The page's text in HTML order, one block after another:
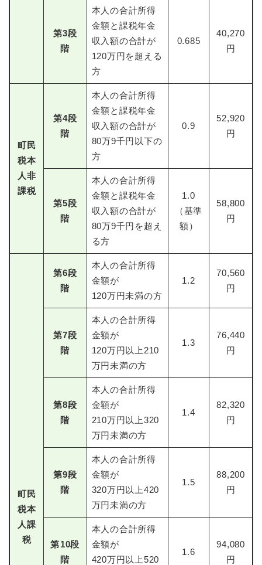
第3段
階
本人の合計所得
金額と課税年金
収入額の合計が
120万円を超える
方
0.685
40,270
円
町民
税本
人非
課税
第4段
階
本人の合計所得
金額と課税年金
収入額の合計が
80万9千円以下の
方
0.9
52,920
円
第5段
階
本人の合計所得
金額と課税年金
収入額の合計が
80万9千円を超え
る方
1.0
（基準
額）
58,800
円
町民
税本
人課
税
第6段
階
本人の合計所得
金額が
120万円未満の方
1.2
70,560
円
第7段
階
本人の合計所得
金額が
120万円以上210
万円未満の方
1.3
76,440
円
第8段
階
本人の合計所得
金額が
210万円以上320
万円未満の方
1.4
82,320
円
第9段
階
本人の合計所得
金額が
320万円以上420
万円未満の方
1.5
88,200
円
第10段
階
本人の合計所得
金額が
420万円以上520
1.6
94,080
円